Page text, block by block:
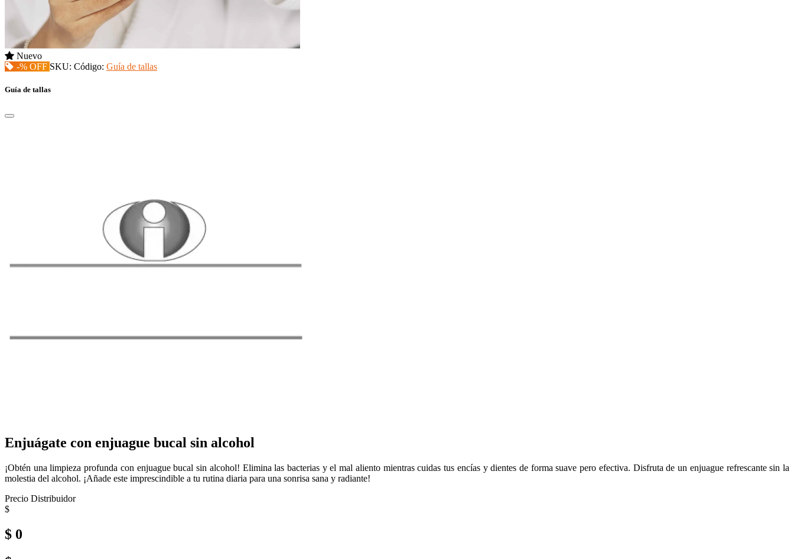
Nuevo
-% OFF SKU: Código: Guía de tallas
Guía de tallas
Enjuágate con enjuague bucal sin alcohol
¡Obtén una limpieza profunda con enjuague bucal sin alcohol! Elimina las bacterias y el mal aliento mientras cuidas tus encías y dientes de forma suave pero efectiva. Disfruta de un enjuague refrescante sin la
molestia del alcohol. ¡Añade este imprescindible a tu rutina diaria para una sonrisa sana y radiante!
Precio Distribuidor
$
$ 0